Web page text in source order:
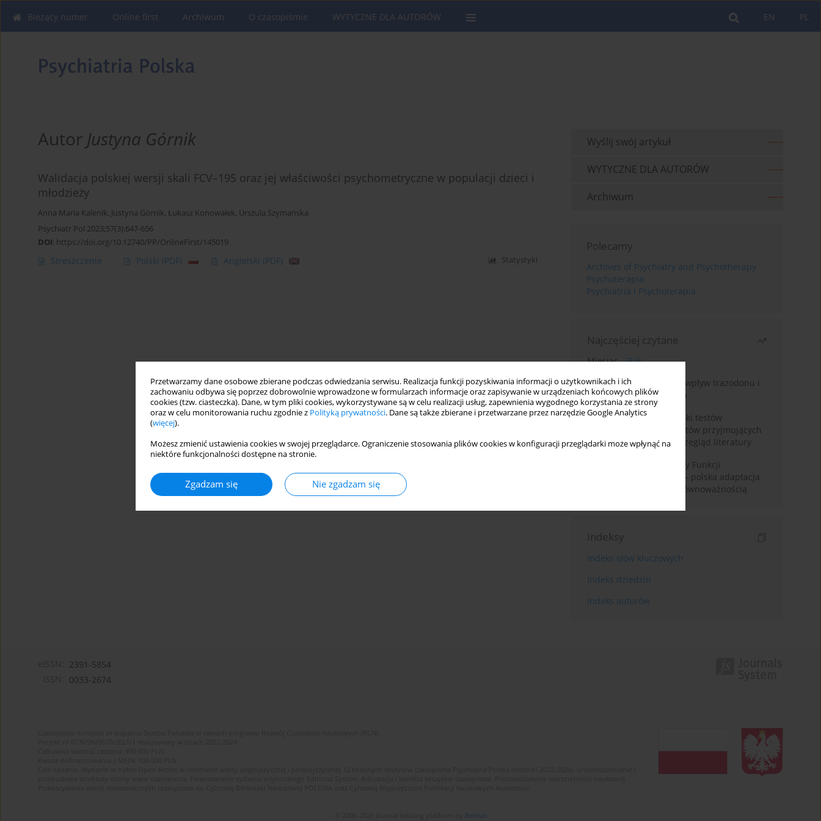
Przetwarzamy dane osobowe zbierane podczas odwiedzania serwisu. Realizacja funkcji pozyskiwania informacji o użytkownikach i ich
zachowaniu odbywa się poprzez dobrowolnie wprowadzone w formularzach informacje oraz zapisywanie w urządzeniach końcowych plików
cookies (tzw. ciasteczka). Dane, w tym pliki cookies, wykorzystywane są w celu realizacji usług, zapewnienia wygodnego korzystania ze strony
oraz w celu monitorowania ruchu zgodnie z Polityką prywatności. Dane są także zbierane i przetwarzane przez narzędzie Google Analytics
(więcej).
Możesz zmienić ustawienia cookies w swojej przeglądarce. Ograniczenie stosowania plików cookies w konfiguracji przeglądarki może wpłynąć na
niektóre funkcjonalności dostępne na stronie.
Zgadzam się Nie zgadzam się
PL
EN
Bieżący numer Online first Archiwum O czasopiśmie WYTYCZNE DLA AUTORÓW
Autor Justyna Górnik
Walidacja polskiej wersji skali FCV–19S oraz jej właściwości psychometryczne w populacji dzieci i
młodzieży
Anna Maria Kalenik, Justyna Górnik, Łukasz Konowałek, Urszula Szymańska
Psychiatr Pol 2023;57(3):647-656
DOI: https://doi.org/10.12740/PP/OnlineFirst/145019
Streszczenie Polski (PDF) Angielski (PDF) Statystyki
Wyślij swój artykuł
WYTYCZNE DLA AUTORÓW
Archiwum
Polecamy
Archives of Psychiatry and Psychotherapy
Psychoterapia
Psychiatria i Psychoterapia
Najczęściej czytane
Miesiąc
Rok
Leczenie bezsenności – wpływ trazodonu i
leków nasennych na sen
Fałszywie dodatnie wyniki testów
narkotykowych u pacjentów przyjmujących
leki psychotropowe – przegląd literatury
Montrealska Skala Oceny Funkcji
Poznawczych MoCA 7.2.– polska adaptacja
metody i badania nad równoważnością
Indeksy
Indeks słów kluczowych
Indeks dziedzin
Indeks autorów
2391-5854
0033-2674
Bentus